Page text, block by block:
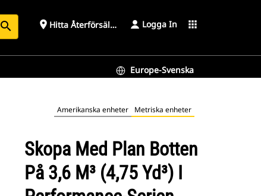
search place Hitta Återförsäljare Logga In apps
Europe-Svenska
Amerikanska enheter Metriska enheter
Skopa Med Plan Botten
På 3,6 M³ (4,75 Yd³) I